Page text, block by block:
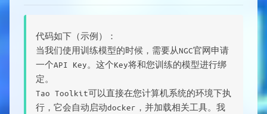
代码如下（示例）：
当我们使用训练模型的时候，需要从NGC官网申请
一个API Key。这个Key将和您训练的模型进行绑
定。
Tao Toolkit可以直接在您计算机系统的环境下执
行，它会自动启动docker，并加载相关工具。我